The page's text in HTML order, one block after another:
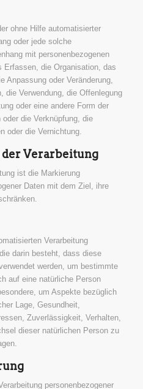
ohne Hilfe automatisierter
oder jede solche
mit personenbezogenen
Erfassen, die Organisation, das
Anpassung oder Veränderung,
die Verwendung, die Offenlegung
oder eine andere Form der
die Verknüpfung, die
oder die Vernichtung.
der Verarbeitung
ist die Markierung
Daten mit dem Ziel, ihre
Verarbeitung
darin besteht, dass diese
werden, um bestimmte
auf eine natürliche Person
um Aspekte bezüglich
Lage, Gesundheit,
Zuverlässigkeit, Verhalten,
dieser natürlichen Person zu
personenbezogener